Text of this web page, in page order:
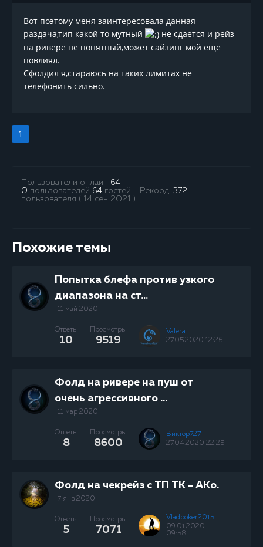
Вот поэтому меня заинтересовала данная
раздача,тип какой то мутный
не сдается и рейз
на ривере не понятный,может сайзинг мой еще
повлиял.
Сфолдил я,стараюсь на таких лимитах не
телефонить сильно.
1
Пользователи онлайн 64
0 пользователей 64 гостей - Рекорд: 372
пользователя ( 14 сен 2021 )
Похожие темы
Попытка блефа против узкого
диапазона на ст...
11 май 2020
Ответы
10
Просмотры
9519
Valera
27.05.2020 12:26
Фолд на ривере на пуш от
очень агрессивного ...
11 мар 2020
Ответы
8
Просмотры
8600
Виктор727
27.04.2020 22:25
Фолд на чекрейз с ТП ТК - АКo.
7 янв 2020
Ответы
5
Просмотры
7071
Vladpoker2015
09.01.2020
09:58